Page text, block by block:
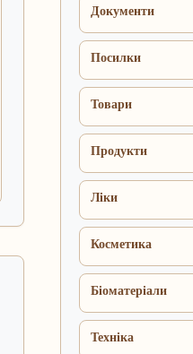
Документи
Посилки
Товари
Продукти
Ліки
Косметика
Біоматеріали
Техніка